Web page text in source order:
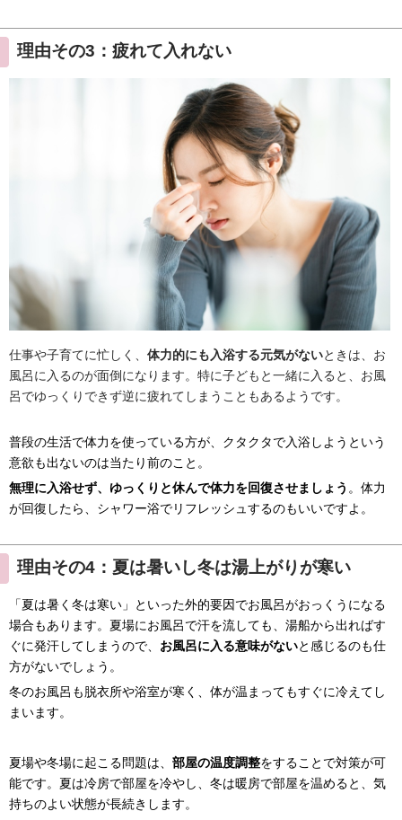
理由その3：疲れて入れない
仕事や子育てに忙しく、 体力的にも入浴する元気がないときは、お
風呂に入るのが面倒になります。特に子どもと一緒に入ると、お風
呂でゆっくりできず逆に疲れてしまうこともあるようです。
普段の生活で体力を使っている方が、クタクタで入浴しようという
意欲も出ないのは当たり前のこと。
無理に入浴せず、ゆっくりと休んで体力を回復させましょう 。体力
が回復したら、シャワー浴でリフレッシュするのもいいですよ。
理由その4：夏は暑いし冬は湯上がりが寒い
「夏は暑く冬は寒い」といった外的要因でお風呂がおっくうになる
場合もあります。夏場にお風呂で汗を流しても、湯船から出ればす
ぐに発汗してしまうので、 お風呂に入る意味がないと感じるのも仕
方がないでしょう。
冬のお風呂も脱衣所や浴室が寒く、体が温まってもすぐに冷えてし
まいます。
夏場や冬場に起こる問題は、 部屋の温度調整をすることで対策が可
能です。夏は冷房で部屋を冷やし、冬は暖房で部屋を温めると、気
持ちのよい状態が長続きします。